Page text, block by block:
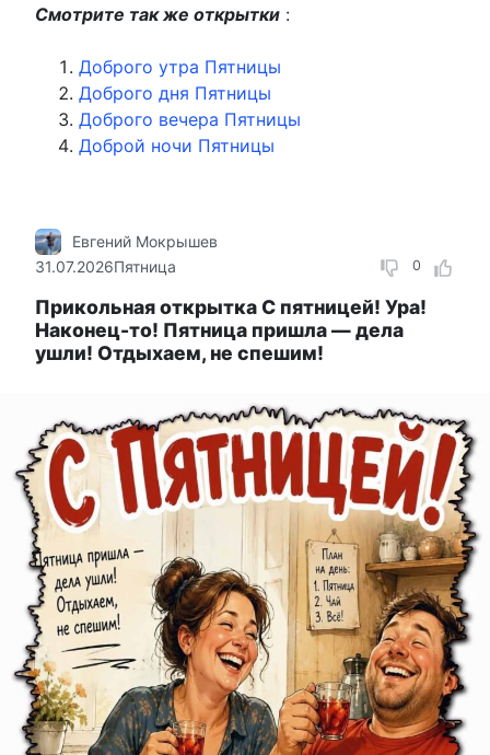
Смотрите так же открытки :
Доброго утра Пятницы
Доброго дня Пятницы
Доброго вечера Пятницы
Доброй ночи Пятницы
0
Евгений Мокрышев
31.07.2026Пятница
Прикольная открытка С пятницей! Ура!
Наконец-то! Пятница пришла — дела
ушли! Отдыхаем, не спешим!